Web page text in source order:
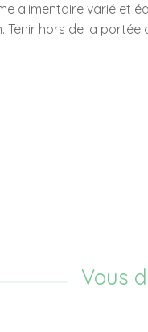
alimentaire varié et
Tenir hors de la portée
Vous